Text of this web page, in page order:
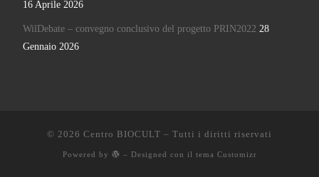
16 Aprile 2026
WilDebate – convegno conclusivo del progetto PRIN2022 28
Gennaio 2026
© 2026 Centro BIOCULT – Tutti i diritti riservati
Powered by – Designed con il tema Customizr